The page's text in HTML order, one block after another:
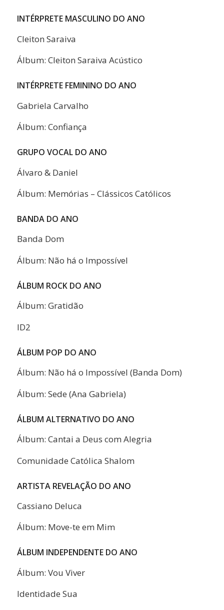
INTÉRPRETE MASCULINO DO ANO
Cleiton Saraiva
Álbum: Cleiton Saraiva Acústico
INTÉRPRETE FEMININO DO ANO
Gabriela Carvalho
Álbum: Confiança
GRUPO VOCAL DO ANO
Álvaro & Daniel
Álbum: Memórias – Clássicos Católicos
BANDA DO ANO
Banda Dom
Álbum: Não há o Impossível
ÁLBUM ROCK DO ANO
Álbum: Gratidão
ID2
ÁLBUM POP DO ANO
Álbum: Não há o Impossível (Banda Dom)
Álbum: Sede (Ana Gabriela)
ÁLBUM ALTERNATIVO DO ANO
Álbum: Cantai a Deus com Alegria
Comunidade Católica Shalom
ARTISTA REVELAÇÃO DO ANO
Cassiano Deluca
Álbum: Move-te em Mim
ÁLBUM INDEPENDENTE DO ANO
Álbum: Vou Viver
Identidade Sua